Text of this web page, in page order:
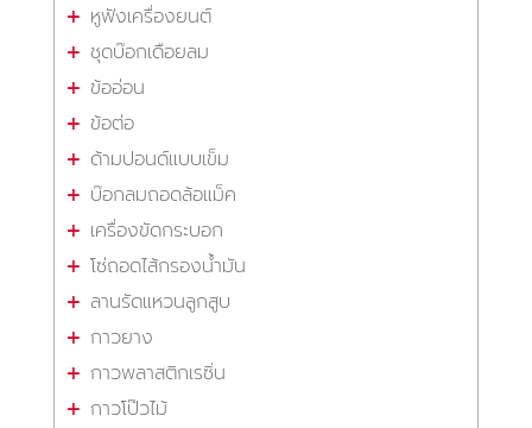
หูฟังเครื่องยนต์
ชุดบ๊อกเดือยลม
ข้ออ่อน
ข้อต่อ
ด้ามปอนด์แบบเข็ม
บ๊อกลมถอดล้อแม็ค
เครื่องขัดกระบอก
โซ่ถอดไส้กรองน้ำมัน
ลานรัดแหวนลูกสูบ
กาวยาง
กาวพลาสติกเรซิ่น
กาวโป๊วไม้